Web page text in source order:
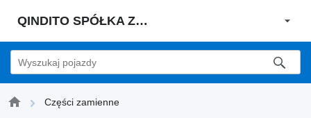
QINDITO SPÓŁKA Z OGRANICZONĄ ODPOWIEDZIALNOŚCIĄ
Części zamienne